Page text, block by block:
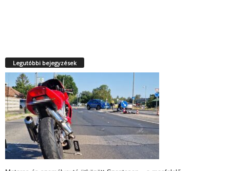
Legutóbbi bejegyzések